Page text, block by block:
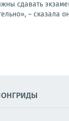
сдавать
– сказала